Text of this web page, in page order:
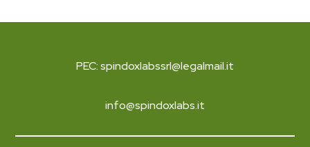
PEC: spindoxlabssrl@legalmail.it
info@spindoxlabs.it